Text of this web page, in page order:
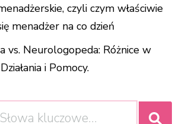
czyli czym właściwie
menadżer na co dzień
vs. Neurologopeda: Różnice w
i Pomocy.